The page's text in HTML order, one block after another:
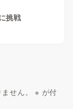
挑戦
せん。 ※ が付